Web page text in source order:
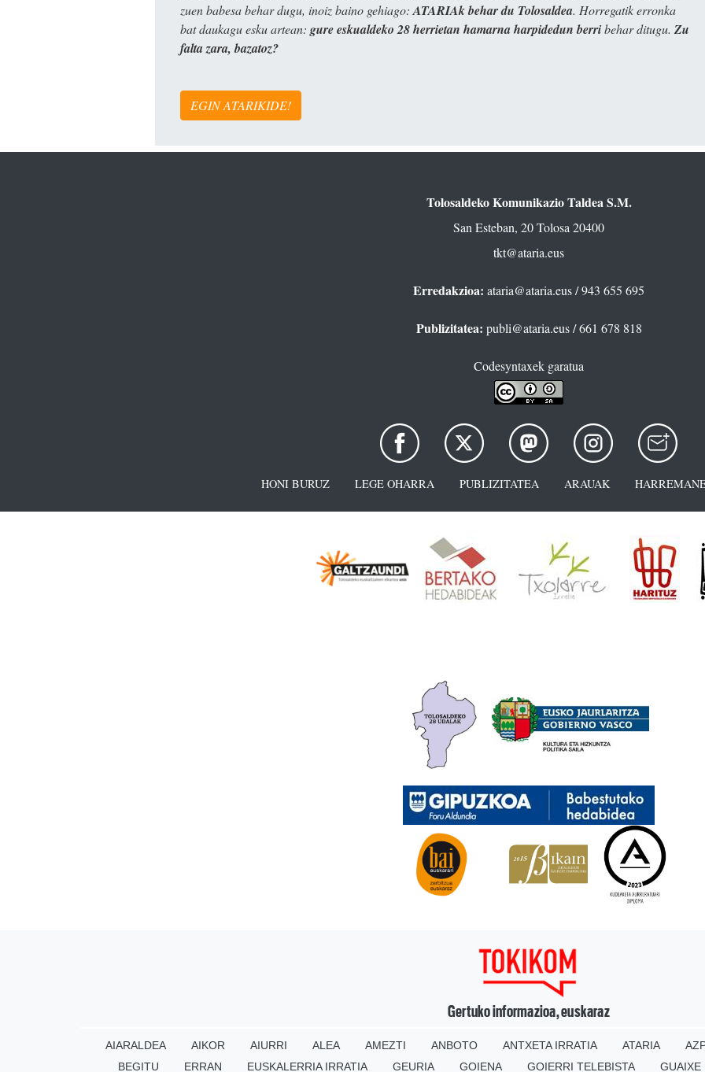
zuen babesa behar dugu, inoiz baino gehiago: ATARIAk behar du Tolosaldea. Horregatik erronka
bat daukagu esku artean: gure eskualdeko 28 herrietan hamarna harpidedun berribehar ditugu. Zu
falta zara, bazatoz?
EGIN ATARIKIDE!
Tolosaldeko Komunikazio Taldea S.M.
San Esteban, 20 Tolosa 20400
tkt@ataria.eus
Erredakzioa: ataria@ataria.eus/ 943 655 695
Publizitatea: publi@ataria.eus/ 661 678 818
Codesyntaxek garatua
HONI BURUZ LEGE OHARRA PUBLIZITATEA ARAUAK
Gertuko informazioa, euskaraz
AIARALDEA AIKOR AIURRI ALEA AMEZTI ANBOTO ANTXETA IRRATIA ATARIA
BEGITU
ERRAN EUSKALERRIA IRRATIA GEURIA GOIENA GOIERRI TELEBISTA GUAIXE